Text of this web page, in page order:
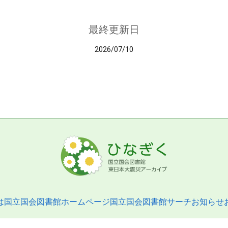
最終更新日
2026/07/10
国立国会図書館ホームページ国立国会図書館サーチお知らせ